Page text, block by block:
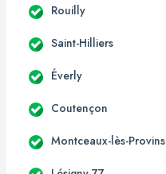
Rouilly
Saint-Hilliers
Éverly
Coutençon
Montceaux-lès-Provins